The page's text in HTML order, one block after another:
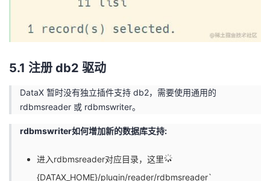
5.1 注册 db2 驱动
DataX 暂时没有独立插件支持 db2，需要使用通用的
rdbmsreader 或 rdbmswriter。
rdbmswriter如何增加新的数据库支持:
进入rdbmsreader对应目录，这里
{DATAX_HOME}/plugin/reader/rdbmsreader`